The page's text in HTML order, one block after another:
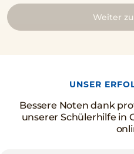
Weiter
UNSER
Bessere Noten dank
unserer Schülerhilfe in